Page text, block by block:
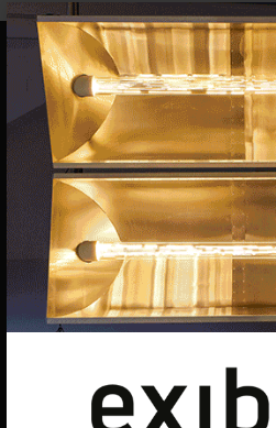
EQUIPO
Dirección general
Uros Gorgone
Federico Pazzagli
Dirección exibart.es
Carolina Ciuti
Administración
Francesca Grismondi